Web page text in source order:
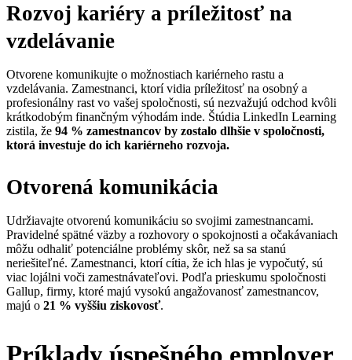
Rozvoj kariéry a príležitosť na
vzdelávanie
Otvorene komunikujte o možnostiach kariérneho rastu a
vzdelávania. Zamestnanci, ktorí vidia príležitosť na osobný a
profesionálny rast vo vašej spoločnosti, sú nezvažujú odchod kvôli
krátkodobým finančným výhodám inde. Štúdia LinkedIn Learning
zistila, že 94 % zamestnancov by zostalo dlhšie v spoločnosti,
ktorá investuje do ich kariérneho rozvoja.
Otvorená komunikácia
Udržiavajte otvorenú komunikáciu so svojimi zamestnancami.
Pravidelné spätné väzby a rozhovory o spokojnosti a očakávaniach
môžu odhaliť potenciálne problémy skôr, než sa sa stanú
neriešiteľné. Zamestnanci, ktorí cítia, že ich hlas je vypočutý, sú
viac lojálni voči zamestnávateľovi. Podľa prieskumu spoločnosti
Gallup, firmy, ktoré majú vysokú angažovanosť zamestnancov,
majú o 21 % vyššiu ziskovosť.